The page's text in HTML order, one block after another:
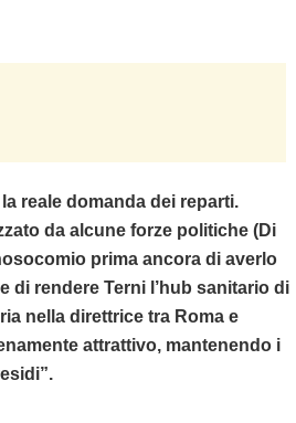
reale domanda dei reparti.
da alcune forze politiche (Di
prima ancora di averlo
di rendere Terni l’hub sanitario di
nella direttrice tra Roma e
attrattivo, mantenendo i